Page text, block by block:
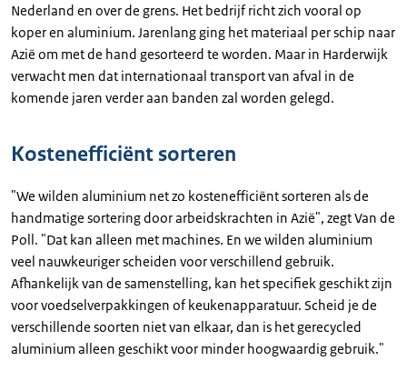
Nederland en over de grens. Het bedrijf richt zich vooral op
koper en aluminium. Jarenlang ging het materiaal per schip naar
Azië om met de hand gesorteerd te worden. Maar in Harderwijk
verwacht men dat internationaal transport van afval in de
komende jaren verder aan banden zal worden gelegd.
Kostenefficiënt sorteren
"We wilden aluminium net zo kostenefficiënt sorteren als de
handmatige sortering door arbeidskrachten in Azië", zegt Van de
Poll. "Dat kan alleen met machines. En we wilden aluminium
veel nauwkeuriger scheiden voor verschillend gebruik.
Afhankelijk van de samenstelling, kan het specifiek geschikt zijn
voor voedselverpakkingen of keukenapparatuur. Scheid je de
verschillende soorten niet van elkaar, dan is het gerecycled
aluminium alleen geschikt voor minder hoogwaardig gebruik."